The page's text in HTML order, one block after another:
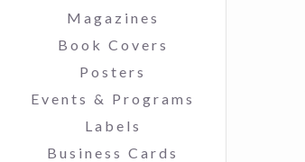
Magazines
Book Covers
Posters
Events & Programs
Labels
Business Cards